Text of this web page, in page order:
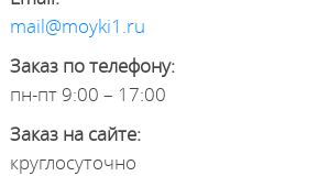
mail@moyki1.ru
Заказ по телефону:
пн-пт 9:00 – 17:00
Заказ на сайте:
круглосуточно